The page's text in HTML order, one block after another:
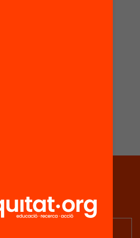
iniciatives i
per implicar-te.